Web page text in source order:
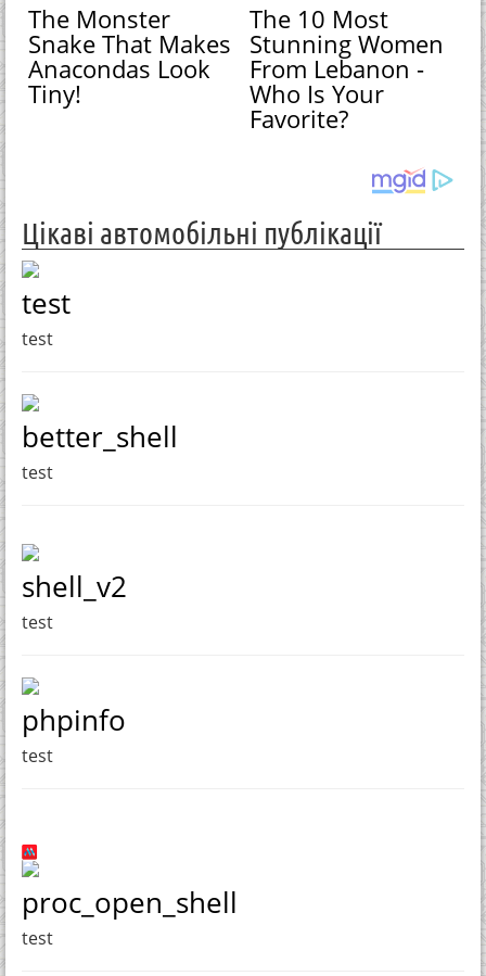
The Monster
Snake That Makes
Anacondas Look
Tiny!
The 10 Most
Stunning Women
From Lebanon -
Who Is Your
Favorite?
Цікаві автомобільні публікації
test
test
better_shell
test
shell_v2
test
phpinfo
test
proc_open_shell
test